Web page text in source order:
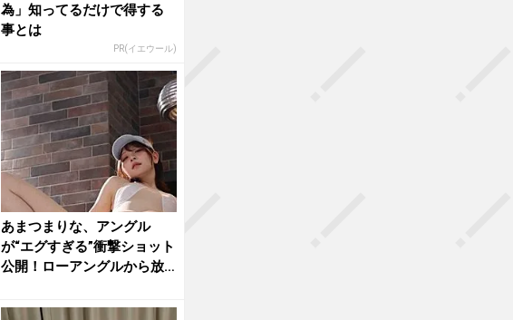
為」知ってるだけで得する
事とは
PR(イエウール)
あまつまりな、アングル
が“エグすぎる”衝撃ショット
公開！ローアングルから放